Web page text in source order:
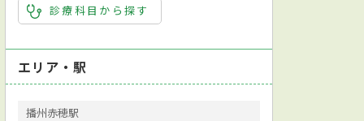
診療科目から探す
エリア・駅
播州赤穂駅